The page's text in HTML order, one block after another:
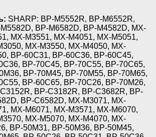
SHARP: BP-M5552R, BP-M6552R,
BP-M6582D, BP-M4582D, MX-
MX-M3551, MX-M4051, MX-M5051,
MX-M3550, MX-M4050, MX-
BP-60C31, BP-60C36, BP-60C45,
BP-70C45, BP-70C55, BP-70C65,
BP-70M45, BP-70M55, BP-70M65,
BP-60C65, BP-70C26, BP-70M26,
BP-C3182R, BP-C3682R, BP-
BP-C6582D, MX-M3071, MX-
MX-M6071, MX-M3571, MX-M6070,
MX-M5070, MX-M4070, MX-
BP-50M31, BP-50M36, BP-50M45,